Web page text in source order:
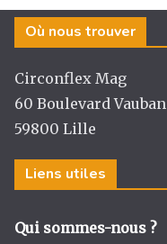
g
ra
m
b
o
o
k
Où nous trouver
Circonflex Mag
60 Boulevard Vauban
59800 Lille
Liens utiles
Qui sommes-nous ?